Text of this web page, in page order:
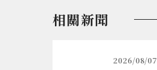
相關新聞
2026/08/07